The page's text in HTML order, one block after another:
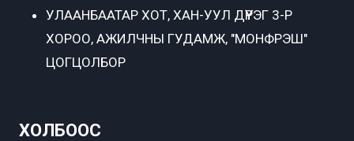
УЛААНБААТАР ХОТ, ХАН-УУЛ ДҮҮРЭГ 3-Р
ХОРОО, АЖИЛЧНЫ ГУДАМЖ, "МОНФРЭШ"
ЦОГЦОЛБОР
ХОЛБООС